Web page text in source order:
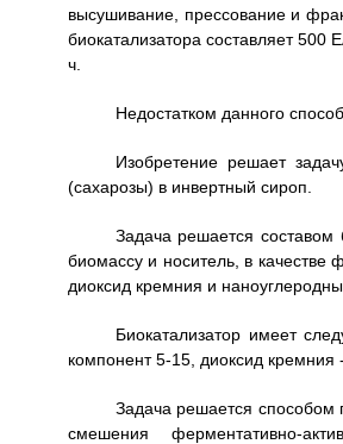
высушивание, прессование и
биокатализатора составляет 500
ч.
Недостатком данного
Изобретение решает
(сахарозы) в инвертный сироп.
Задача решается составом
биомассу и носитель, в качестве
диоксид кремния и
Биокатализатор имеет
компонент 5-15, диоксид кремния
Задача решается способом
смешения ферментативно-